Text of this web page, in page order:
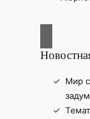
Мир